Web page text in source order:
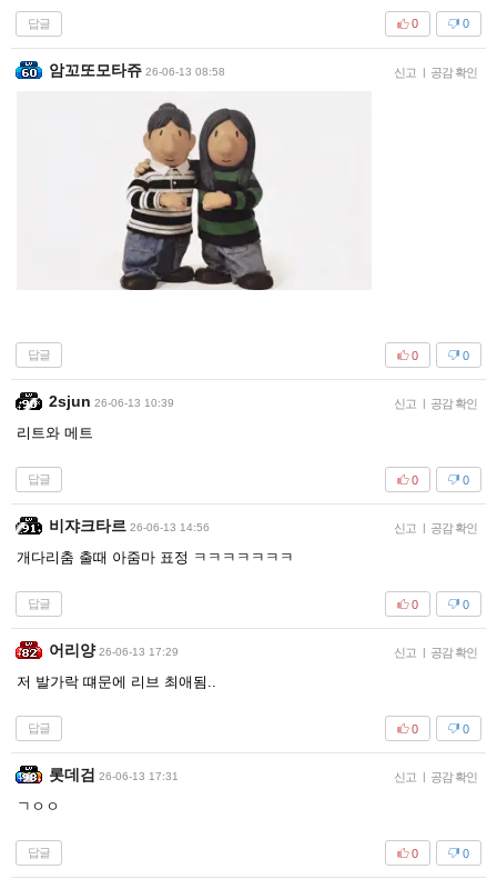
답글 0
0
암꼬또모타쥬 26-06-13 08:58 신고 | 공감 확인
답글 0
0
2sjun 26-06-13 10:39 신고 공감 확인
리트와 메트
답글 0
0
비쟈크타르 26-06-13 14:56 신고 공감 확인
개다리춤 출때 아줌마 표정 ㅋㅋㅋㅋㅋㅋㅋ
답글 0
0
어리양 26-06-13 17:29 신고 공감 확인
저 발가락 떄문에 리브 최애됨..
답글 0
0
롯데검 26-06-13 17:31 신고 공감 확인
ㄱㅇㅇ
답글 0
0